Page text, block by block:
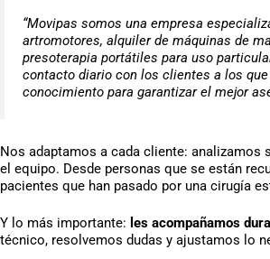
“Movipas somos una empresa
artromotores, alquiler de máquinas de
presoterapia portátiles para uso
contacto diario con los clientes a los
conocimiento para garantizar el mejor
Nos adaptamos a cada cliente: analizamos
el equipo. Desde personas que se están
pacientes que han pasado por una cirugía
Y lo más importante: les acompañamos
técnico, resolvemos dudas y ajustamos lo